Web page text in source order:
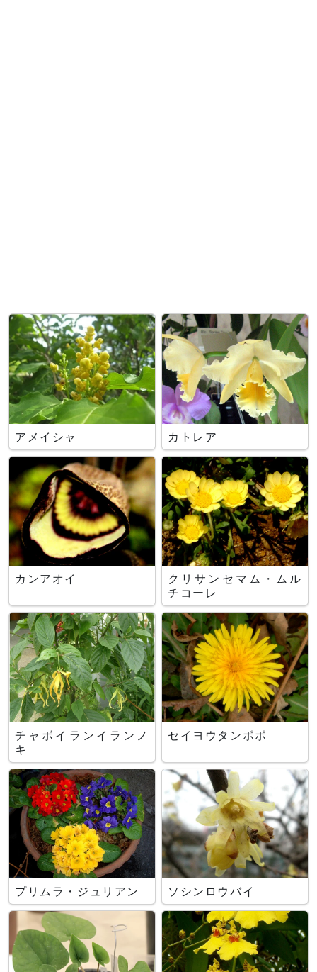
アメイシャ カトレア
カンアオイ
クリサンセマム・ムル
チコーレ
チャボイランイランノ
キ
セイヨウタンポポ
プリムラ・ジュリアン ソシンロウバイ